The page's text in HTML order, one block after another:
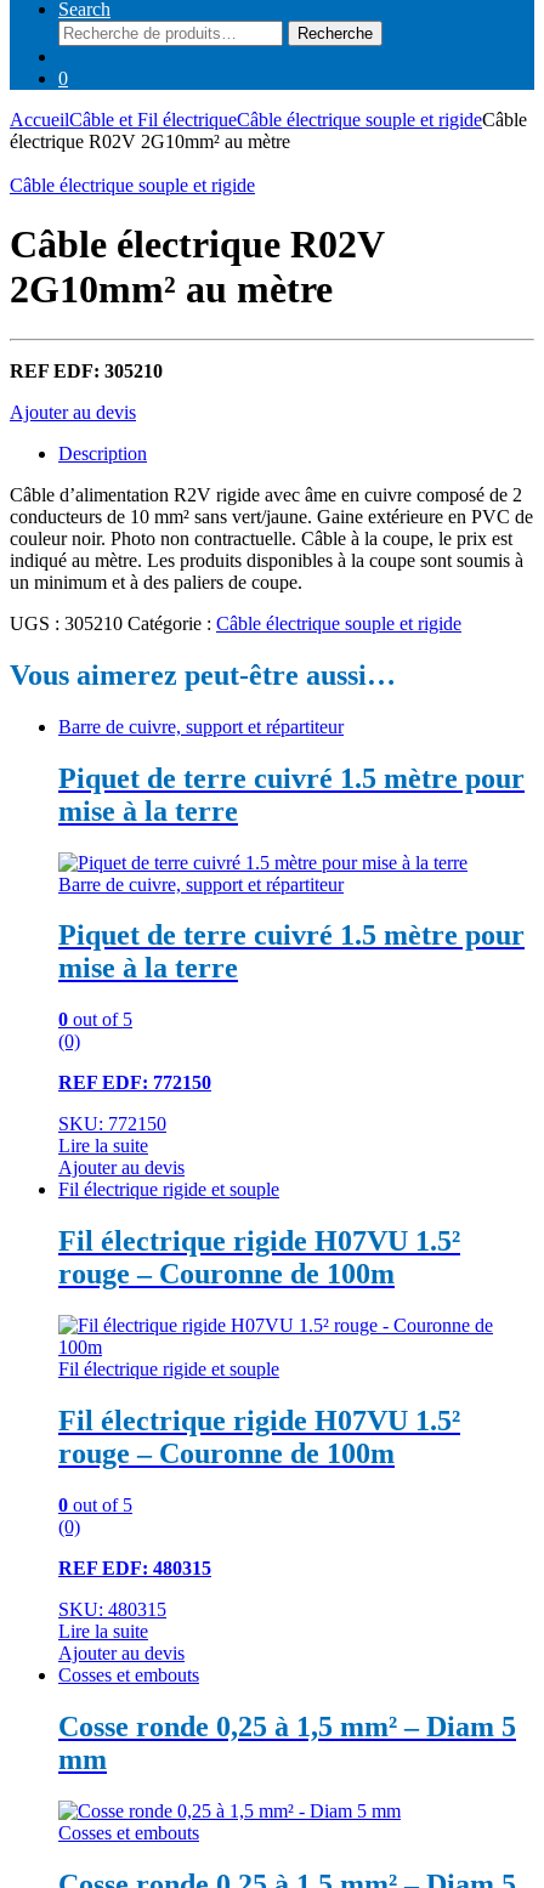
Search
Recherche
pour :
Recherche
0
AccueilCâble et Fil électriqueCâble électrique souple et rigideCâble
électrique R02V 2G10mm² au mètre
Câble électrique souple et rigide
Câble électrique R02V
2G10mm² au mètre
REF EDF: 305210
Ajouter au devis
Description
Câble d’alimentation R2V rigide avec âme en cuivre composé de 2
conducteurs de 10 mm² sans vert/jaune. Gaine extérieure en PVC de
couleur noir. Photo non contractuelle. Câble à la coupe, le prix est
indiqué au mètre. Les produits disponibles à la coupe sont soumis à
un minimum et à des paliers de coupe.
UGS : 305210 Catégorie : Câble électrique souple et rigide
Vous aimerez peut-être aussi…
Barre de cuivre, support et répartiteur
Piquet de terre cuivré 1.5 mètre pour
mise à la terre
Barre de cuivre, support et répartiteur
Piquet de terre cuivré 1.5 mètre pour
mise à la terre
0 out of 5
(0)
REF EDF: 772150
SKU: 772150
Lire la suite
Ajouter au devis
Fil électrique rigide et souple
Fil électrique rigide H07VU 1.5²
rouge – Couronne de 100m
Fil électrique rigide et souple
Fil électrique rigide H07VU 1.5²
rouge – Couronne de 100m
0 out of 5
(0)
REF EDF: 480315
SKU: 480315
Lire la suite
Ajouter au devis
Cosses et embouts
Cosse ronde 0,25 à 1,5 mm² – Diam 5
mm
Cosses et embouts